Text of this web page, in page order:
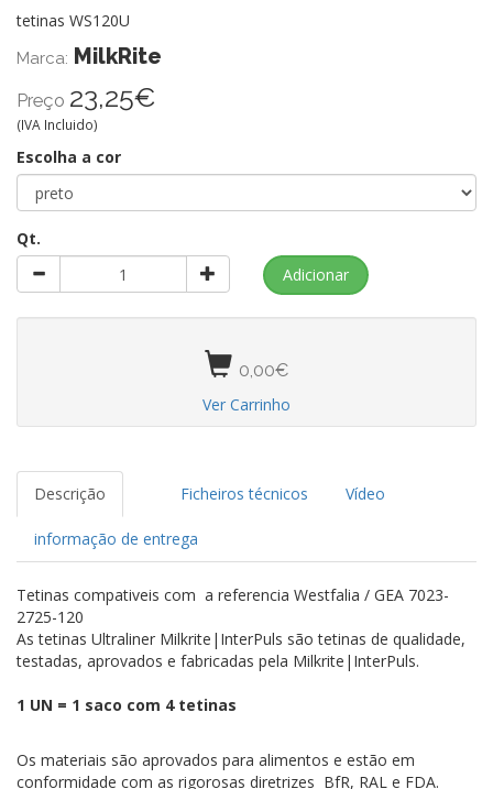
tetinas WS120U
Marca: MilkRite
Preço 23,25€
(IVA Incluido)
Escolha a cor
Qt.
0,00€
Ver Carrinho
Descrição Ficheiros técnicos Vídeo
informação de entrega
Tetinas compativeis com a referencia Westfalia / GEA 7023-
2725-120
As tetinas Ultraliner Milkrite|InterPuls são tetinas de qualidade,
testadas, aprovados e fabricadas pela Milkrite|InterPuls.
1 UN = 1 saco com 4 tetinas
Os materiais são aprovados para alimentos e estão em
conformidade com as rigorosas diretrizes BfR, RAL e FDA.